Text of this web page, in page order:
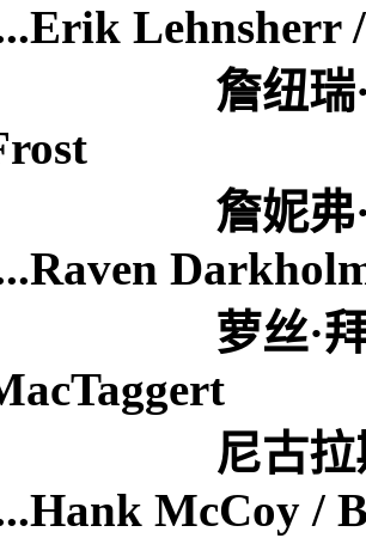
Lehnsherr
詹纽瑞·琼斯
詹妮弗·劳伦
萝丝·拜恩
尼古拉斯·霍
McCoy /